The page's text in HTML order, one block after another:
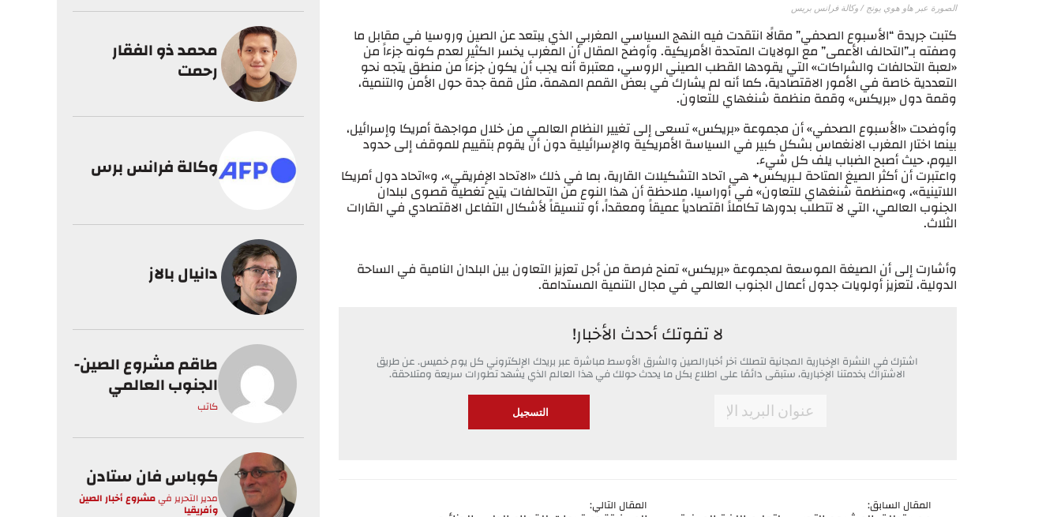
الصورة عبر هاو هوي يونج / وكالة فرانس بريس
كتبت جريدة “الأسبوع الصحفي” مقالًا انتقدت فيه النهج السياسي المغربي الذي يبتعد عن الصين وروسيا في مقابل ما
وصفته بـ”التحالف الأعمى” مع الولايات المتحدة الأمريكية. وأوضح المقال أن المغرب يخسر الكثير لعدم كونه جزءاً من
«لعبة التحالفات والشراكات» التي يقودها القطب الصيني الروسي، معتبرة أنه يجب أن يكون جزءاً من منطق يتجه نحو
التعددية خاصة في الأمور الاقتصادية، كما أنه لم يشارك في بعض القمم المهمة، مثل قمة جدة حول الأمن والتنمية،
وقمة دول «بريكس» وقمة منظمة شنغهاي للتعاون.
وأوضحت «الأسبوع الصحفي» أن مجموعة «بريكس» تسعى إلى تغيير النظام العالمي من خلال مواجهة أمريكا وإسرائيل،
بينما اختار المغرب الانغماس بشكل كبير في السياسة الأمريكية والإسرائيلية دون أن يقوم بتقييم للموقف إلى حدود
اليوم، حيث أصبح الضباب يلف كل شيء.
واعتبرت أن أكثر الصيغ المتاحة لـبريكس+ هي اتحاد التشكيلات القارية، بما في ذلك «الاتحاد الإفريقي»، و»اتحاد دول أمريكا
اللاتينية»، و»منظمة شنغهاي للتعاون» في أوراسيا، ملاحظة أن هذا النوع من التحالفات يتيح تغطية قصوى لبلدان
الجنوب العالمي، التي لا تتطلب بدورها تكاملاً اقتصادياً عميقاً ومعقداً، أو تنسيقاً لأشكال التفاعل الاقتصادي في القارات
الثلاث.
وأشارت إلى أن الصيغة الموسعة لمجموعة «بريكس» تمنح فرصة من أجل تعزيز التعاون بين البلدان النامية في الساحة
الدولية، لتعزيز أولويات جدول أعمال الجنوب العالمي في مجال التنمية المستدامة.
لا تفوتك أحدث الأخبار!
اشترك في النشرة الإخبارية المجانية لتصلك آخر أخبارالصين والشرق الأوسط مباشرة عبر بريدك الإلكتروني كل يوم خميس. عن طريق
الاشتراك بخدمتنا الإخبارية، ستبقى دائمًا على اطلاع بكل ما يحدث حولك في هذا العالم الذي يشهد تطورات سريعة ومتلاحقة.
Email
*
المقال السابق: المقال التالي:
محمد ذو الفقار
رحمت
وكالة فرانس برس
دانيال بالاز
طاقم مشروع الصين-
الجنوب العالمي
كاتب
كوباس فان ستادن
مدير التحرير فيمشروع أخبار الصين
وأفريقيا